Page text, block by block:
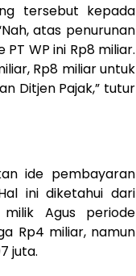
tersebut kepada
atas penurunan
WP ini Rp8 miliar.
Rp8 miliar untuk
Ditjen Pajak,” tutur
ide pembayaran
ini diketahui dari
milik Agus periode
Rp4 miliar, namun
juta.